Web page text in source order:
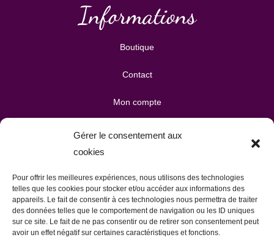
Gérer le consentement aux
cookies
Pour offrir les meilleures expériences, nous utilisons des technologies
telles que les cookies pour stocker et/ou accéder aux informations des
appareils. Le fait de consentir à ces technologies nous permettra de traiter
des données telles que le comportement de navigation ou les ID uniques
sur ce site. Le fait de ne pas consentir ou de retirer son consentement peut
avoir un effet négatif sur certaines caractéristiques et fonctions.
Informations
Boutique
Contact
Mon compte
Mes téléchargements
Publicité & partenariats